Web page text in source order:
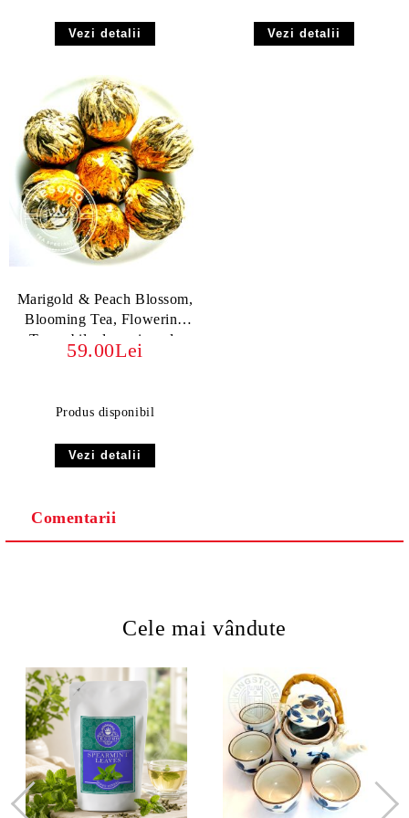
Vezi detalii Vezi detalii
Marigold & Peach Blossom,
Blooming Tea, Flowering
Teas - bile de ceai verde
înfloritor cu aromă de
59.00Lei
Produs disponibil
Vezi detalii
Comentarii
Cele mai vândute